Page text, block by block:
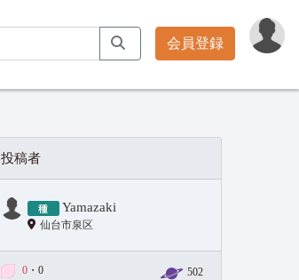
会員登録
投稿者
Yamazaki
仙台市泉区
0 ・0 502